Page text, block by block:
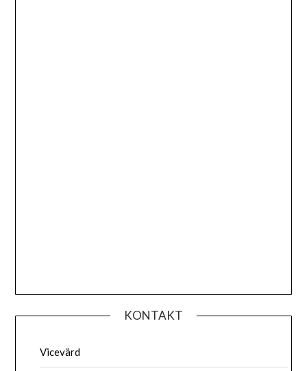
KONTAKT
Vicevärd